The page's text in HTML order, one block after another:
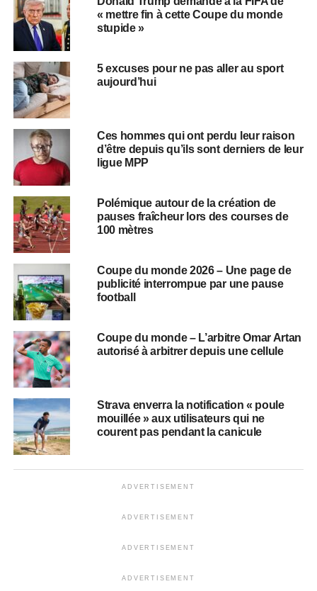
« mettre fin à cette Coupe du monde
stupide »
5 excuses pour ne pas aller au sport
aujourd’hui
Ces hommes qui ont perdu leur raison
d’être depuis qu’ils sont derniers de leur
ligue MPP
Polémique autour de la création de
pauses fraîcheur lors des courses de
100 mètres
Coupe du monde 2026 – Une page de
publicité interrompue par une pause
football
Coupe du monde – L’arbitre Omar Artan
autorisé à arbitrer depuis une cellule
Strava enverra la notification « poule
mouillée » aux utilisateurs qui ne
courent pas pendant la canicule
ADVERTISEMENT
ADVERTISEMENT
ADVERTISEMENT
ADVERTISEMENT